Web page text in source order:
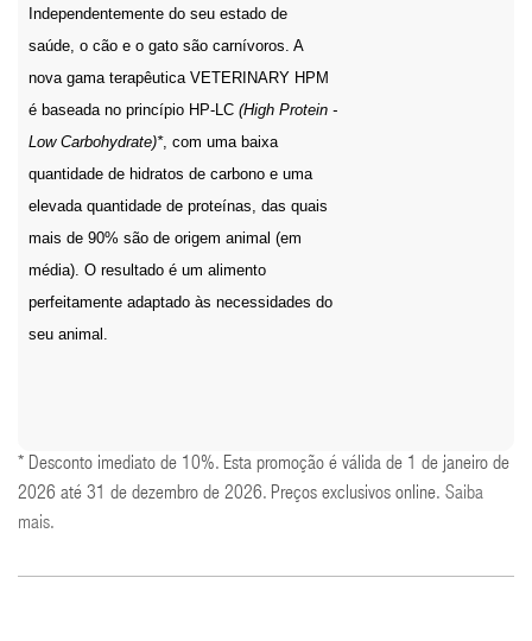
Independentemente do seu estado de
saúde, o cão e o gato são carnívoros. A
nova gama terapêutica VETERINARY HPM
é baseada no princípio HP-LC(High Protein -
Low Carbohydrate)*, com uma baixa
quantidade de hidratos de carbono e uma
elevada quantidade de proteínas, das quais
mais de 90% são de origem animal (em
média). O resultado é um alimento
perfeitamente adaptado às necessidades do
seu animal.
* Desconto imediato de 10%. Esta promoção é válida de 1 de janeiro de
2026 até 31 de dezembro de 2026. Preços exclusivos online. Saiba
mais.